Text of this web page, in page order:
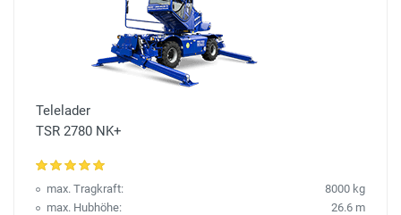
Telelader
TSR 2780 NK+
max. Tragkraft:
8000 kg
max. Hubhöhe:
26.6 m